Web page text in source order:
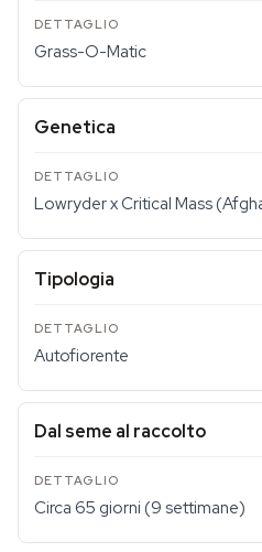
Grass-O-Matic
Genetica
Lowryder x Critical Mass
Tipologia
Autofiorente
Dal seme al raccolto
Circa 65 giorni (9 settimane)